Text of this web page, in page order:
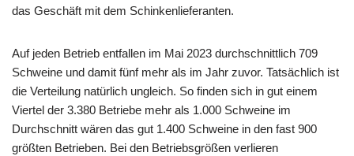
das Geschäft mit dem Schinkenlieferanten.
Auf jeden Betrieb entfallen im Mai 2023 durchschnittlich 709
Schweine und damit fünf mehr als im Jahr zuvor. Tatsächlich ist
die Verteilung natürlich ungleich. So finden sich in gut einem
Viertel der 3.380 Betriebe mehr als 1.000 Schweine im
Durchschnitt wären das gut 1.400 Schweine in den fast 900
größten Betrieben. Bei den Betriebsgrößen verlieren